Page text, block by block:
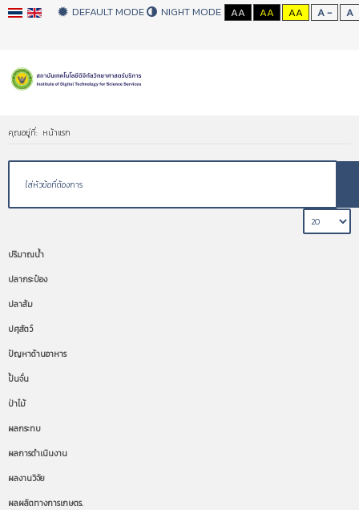
DEFAULT MODE NIGHT MODE AA AA AA A - A
คุณอยู่ที่: หน้าแรก
ปริมาณน้ำ
ปลากระป๋อง
ปลาส้ม
ปศุสัตว์
ปัญหาด้านอาหาร
ปั้นจั่น
ป่าไม้
ผลกระทบ
ผลการดำเนินงาน
ผลงานวิจัย
ผลผลิตทางการเกษตร.